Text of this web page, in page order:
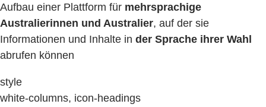
Aufbau einer Plattform für mehrsprachige
Australierinnen und Australier, auf der sie
Informationen und Inhalte in der Sprache ihrer Wahl
abrufen können
style
white-columns, icon-headings